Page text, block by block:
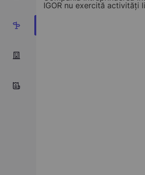
IGOR nu exercită activități